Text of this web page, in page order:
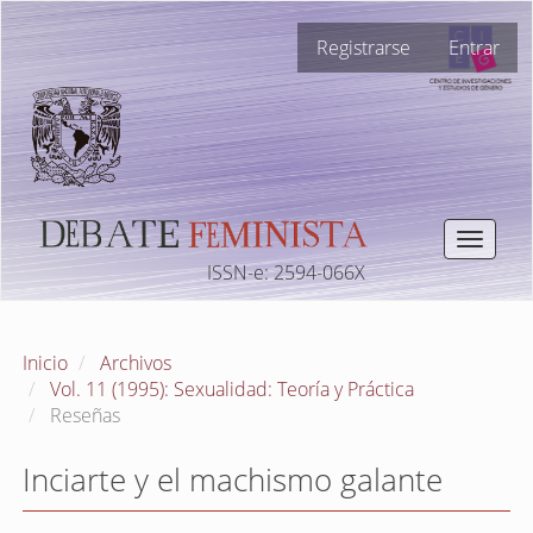
Navegación
principal
Contenido
principal
Barra
lateral
Registrarse Entrar
Toggle
ISSN-e: 2594-066X
Inicio
Archivos
Vol. 11 (1995): Sexualidad: Teoría y Práctica
Reseñas
Inciarte y el machismo galante